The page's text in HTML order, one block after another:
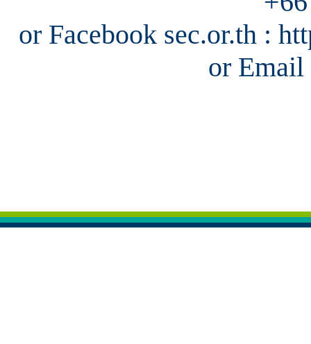
or Facebook sec.or.th :
or Email